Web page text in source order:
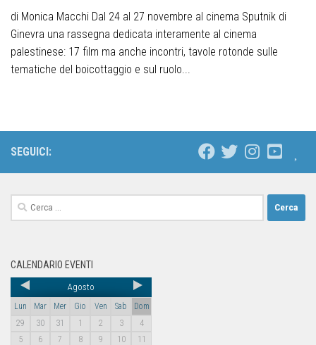
di Monica Macchi Dal 24 al 27 novembre al cinema Sputnik di
Ginevra una rassegna dedicata interamente al cinema
palestinese: 17 film ma anche incontri, tavole rotonde sulle
tematiche del boicottaggio e sul ruolo...
SEGUICI:
CALENDARIO EVENTI
Agosto
Lun Mar Mer Gio Ven Sab
Dom
29
30 31 1 2 3
4
5
6 7 8 9 10
11